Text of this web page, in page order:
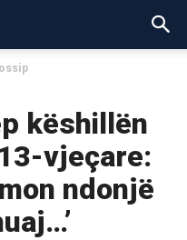
këshillën
vjeçare:
ndonjë